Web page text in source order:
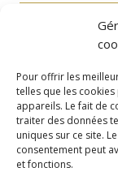
Pour offrir les
telles que les
appareils. Le fait de
traiter des données
uniques sur ce site.
consentement peut
et fonctions.
FAIRE UN